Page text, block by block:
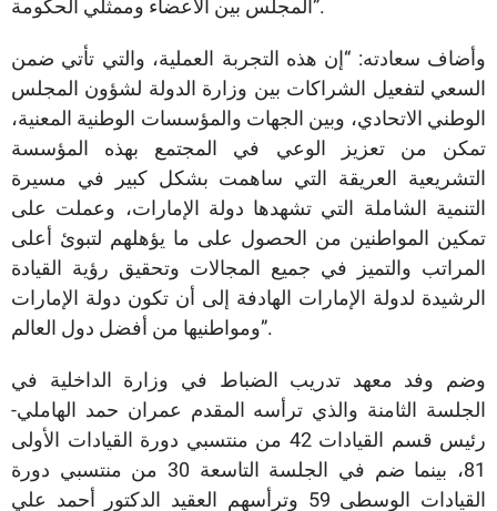
المجلس بين الأعضاء وممثلي الحكومة”.
وأضاف سعادته: “إن هذه التجربة العملية، والتي تأتي ضمن
السعي لتفعيل الشراكات بين وزارة الدولة لشؤون المجلس
الوطني الاتحادي، وبين الجهات والمؤسسات الوطنية المعنية،
تمكن من تعزيز الوعي في المجتمع بهذه المؤسسة
التشريعية العريقة التي ساهمت بشكل كبير في مسيرة
التنمية الشاملة التي تشهدها دولة الإمارات، وعملت على
تمكين المواطنين من الحصول على ما يؤهلهم لتبوئ أعلى
المراتب والتميز في جميع المجالات وتحقيق رؤية القيادة
الرشيدة لدولة الإمارات الهادفة إلى أن تكون دولة الإمارات
ومواطنيها من أفضل دول العالم”.
وضم وفد معهد تدريب الضباط في وزارة الداخلية في
الجلسة الثامنة والذي ترأسه المقدم عمران حمد الهاملي-
رئيس قسم القيادات 42 من منتسبي دورة القيادات الأولى
81، بينما ضم في الجلسة التاسعة 30 من منتسبي دورة
القيادات الوسطى 59 وترأسهم العقيد الدكتور أحمد علي